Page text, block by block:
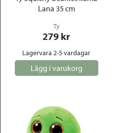
Lana 35 cm
Ty
279 kr
Lagervara 2-5 vardagar
Lägg i varukorg